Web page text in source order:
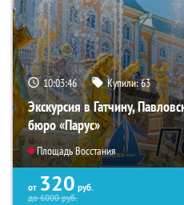
10:03:45 Купили:63
Экскурсия в Гатчину,
бюро «Парус»
Площадь Восстания
от 320 руб.
до6000руб.